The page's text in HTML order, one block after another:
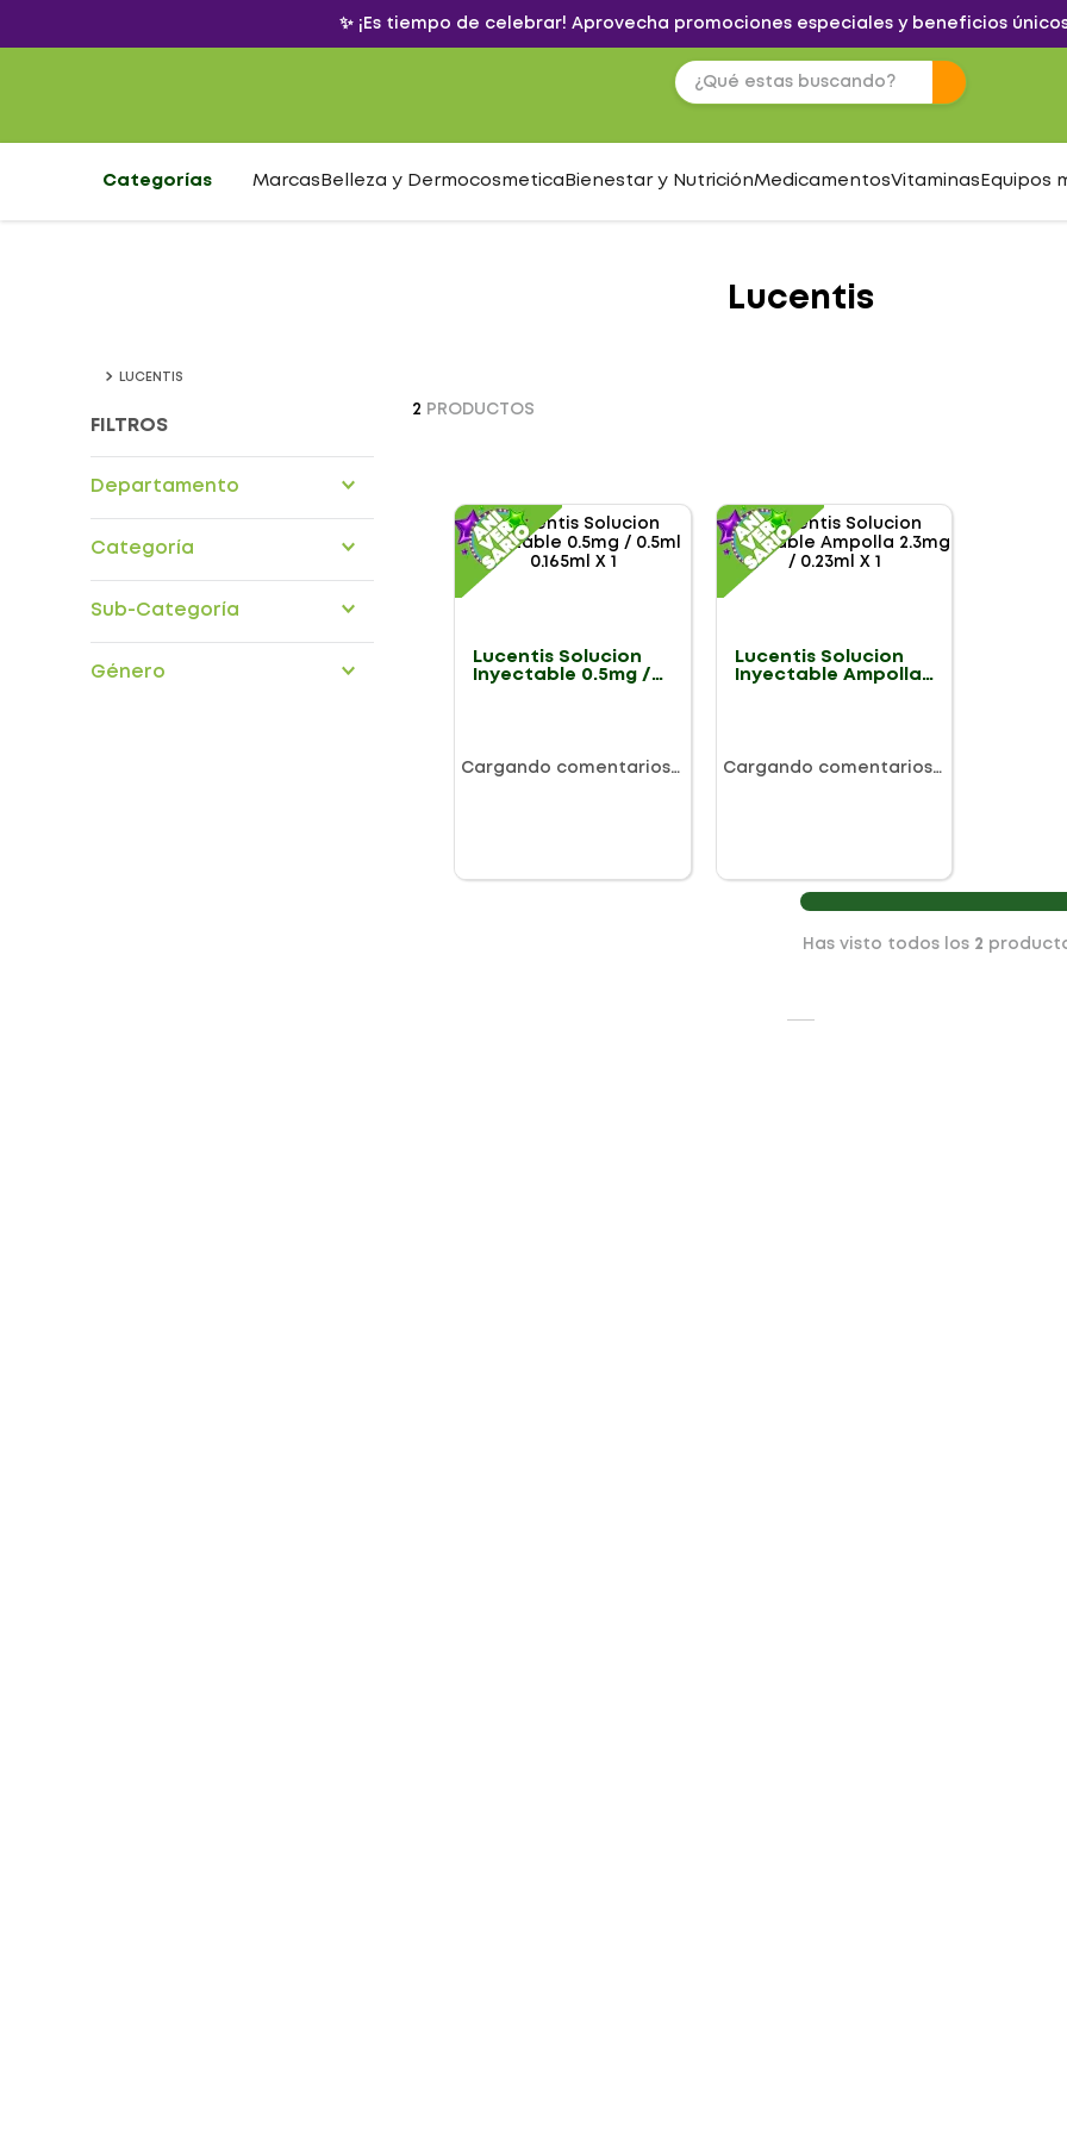
✨ ¡Es tiempo de celebrar! Aprovecha promociones especiales y beneficios
Categorías Marcas Belleza y Dermocosmetica Bienestar y NutriciónMedicamentosVitaminas Equipos
Lucentis
LUCENTIS
FILTROS
Departamento
Categoría
Sub-Categoría
Género
2 PRODUCTOS
Lucentis Solucion
Inyectable 0.5mg /
Cargando comentarios…
Lucentis Solucion
Inyectable Ampolla
Cargando comentarios…
Has visto todos los 2